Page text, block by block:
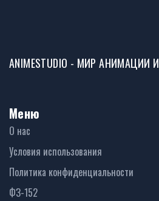
ANIMESTUDIO - МИР АНИМАЦИИ
Меню
О нас
Условия использования
Политика конфиденциальности
ФЗ-152